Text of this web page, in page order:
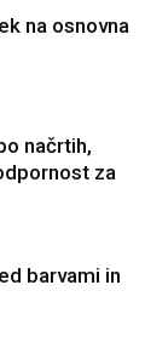
na osnovna
načrtih,
za
barvami in